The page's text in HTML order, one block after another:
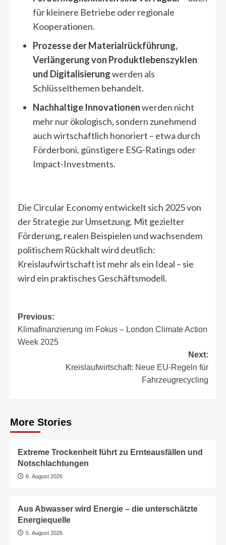
für kleinere Betriebe oder regionale
Kooperationen.
Prozesse der Materialrückführung,
Verlängerung von Produktlebenszyklen
und Digitalisierungwerden als
Schlüsselthemen behandelt.
Nachhaltige Innovationenwerden nicht
mehr nur ökologisch, sondern zunehmend
auch wirtschaftlich honoriert – etwa durch
Förderboni, günstigere ESG-Ratings oder
Impact-Investments.
Die Circular Economy entwickelt sich 2025 von
der Strategie zur Umsetzung. Mit gezielter
Förderung, realen Beispielen und wachsendem
politischem Rückhalt wird deutlich:
Kreislaufwirtschaft ist mehr als ein Ideal – sie
wird ein praktisches Geschäftsmodell.
Post
navigation
Previous:
Klimafinanzierung im Fokus – London Climate Action
Week 2025
Next:
Kreislaufwirtschaft: Neue EU-Regeln für
Fahrzeugrecycling
More Stories
Extreme Trockenheit führt zu Ernteausfällen und
Notschlachtungen
6. August 2026
Aus Abwasser wird Energie – die unterschätzte
Energiequelle
5. August 2026